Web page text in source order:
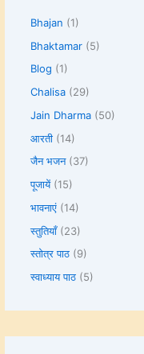
Bhajan (1)
Bhaktamar (5)
Blog (1)
Chalisa (29)
Jain Dharma (50)
आरती (14)
जैन भजन(37)
पूजायें(15)
भावनाएं (14)
स्तुतियाँ(23)
स्तोत्र पाठ (9)
स्वाध्याय पाठ (5)